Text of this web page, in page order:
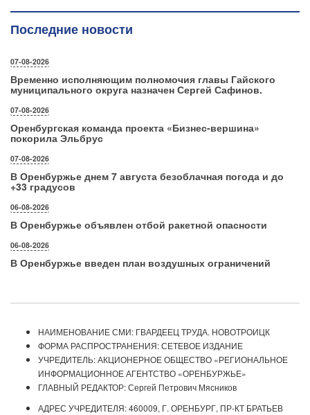
Последние новости
07-08-2026
Временно исполняющим полномочия главы Гайского
муниципального округа назначен Сергей Сафинов.
07-08-2026
Оренбургская команда проекта «Бизнес‑вершина»
покорила Эльбрус
07-08-2026
В Оренбуржье днем 7 августа безоблачная погода и до
+33 градусов
06-08-2026
В Оренбуржье объявлен отбой ракетной опасности
06-08-2026
В Оренбуржье введен план воздушных ограничений
НАИМЕНОВАНИЕ СМИ: ГВАРДЕЕЦ ТРУДА. НОВОТРОИЦК
ФОРМА РАСПРОСТРАНЕНИЯ: СЕТЕВОЕ ИЗДАНИЕ
УЧРЕДИТЕЛЬ: АКЦИОНЕРНОЕ ОБЩЕСТВО «РЕГИОНАЛЬНОЕ
ИНФОРМАЦИОННОЕ АГЕНТСТВО «ОРЕНБУРЖЬЕ»
ГЛАВНЫЙ РЕДАКТОР: Сергей Петрович Мясников
АДРЕС УЧРЕДИТЕЛЯ: 460009, Г. ОРЕНБУРГ, ПР-КТ БРАТЬЕВ